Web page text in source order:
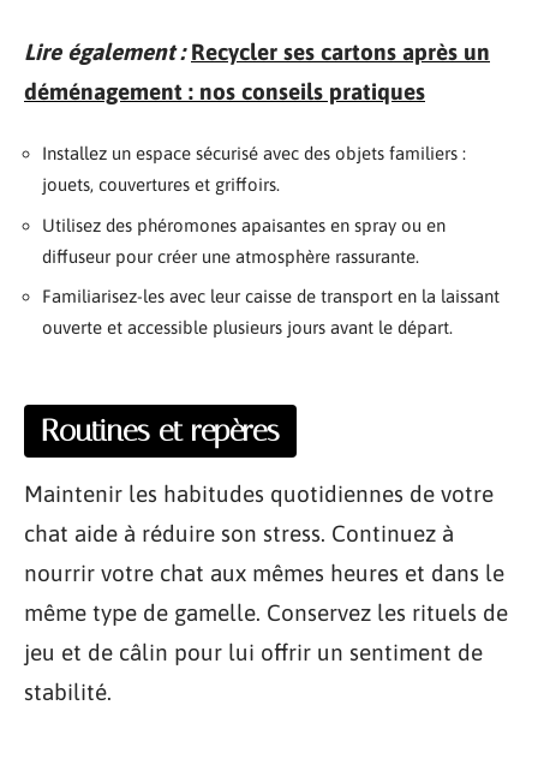
Lire également : Recycler ses cartons après un
déménagement : nos conseils pratiques
Installez un espace sécurisé avec des objets familiers :
jouets, couvertures et griffoirs.
Utilisez des phéromones apaisantes en spray ou en
diffuseur pour créer une atmosphère rassurante.
Familiarisez-les avec leur caisse de transport en la laissant
ouverte et accessible plusieurs jours avant le départ.
Routines et repères
Maintenir les habitudes quotidiennes de votre
chat aide à réduire son stress. Continuez à
nourrir votre chat aux mêmes heures et dans le
même type de gamelle. Conservez les rituels de
jeu et de câlin pour lui offrir un sentiment de
stabilité.